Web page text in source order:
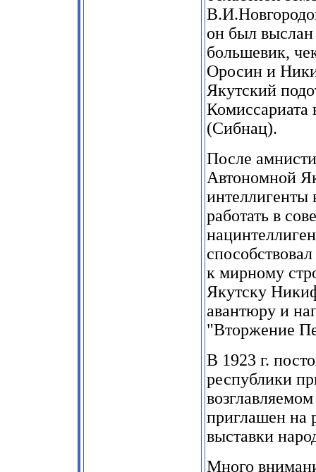
он был выслан
большевик,
Оросин и
Якутский
Комиссариата
(Сибнац).
После
Автономной
интеллигенты
работать в
к мирному
Якутску
авантюру и
"Вторжение
В 1923 г.
республики
приглашен на
выставки
Много